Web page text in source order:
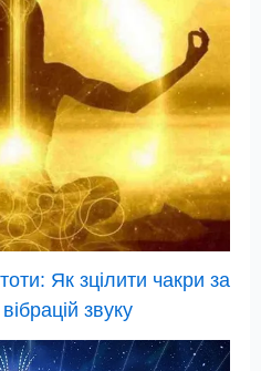
Як зцілити чакри за
звуку